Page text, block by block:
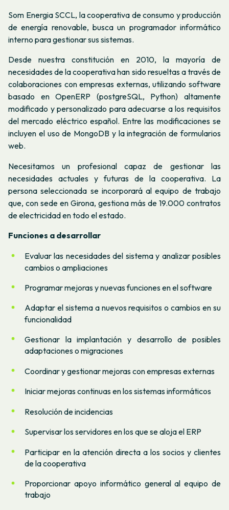
Som Energia SCCL, la cooperativa de consumo y producción
de energía renovable, busca un programador informático
interno para gestionar sus sistemas.
Desde nuestra constitución en 2010, la mayoría de
necesidades de la cooperativa han sido resueltas a través de
colaboraciones con empresas externas, utilizando software
basado en OpenERP (postgreSQL, Python) altamente
modificado y personalizado para adecuarse a los requisitos
del mercado eléctrico español. Entre las modificaciones se
incluyen el uso de MongoDB y la integración de formularios
web.
Necesitamos un profesional capaz de gestionar las
necesidades actuales y futuras de la cooperativa. La
persona seleccionada se incorporará al equipo de trabajo
que, con sede en Girona, gestiona más de 19.000 contratos
de electricidad en todo el estado.
Funciones a desarrollar
Evaluar las necesidades del sistema y analizar posibles
cambios o ampliaciones
Programar mejoras y nuevas funciones en el software
Adaptar el sistema a nuevos requisitos o cambios en su
funcionalidad
Gestionar la implantación y desarrollo de posibles
adaptaciones o migraciones
Coordinar y gestionar mejoras con empresas externas
Iniciar mejoras continuas en los sistemas informáticos
Resolución de incidencias
Supervisar los servidores en los que se aloja el ERP
Participar en la atención directa a los socios y clientes
de la cooperativa
Proporcionar apoyo informático general al equipo de
trabajo